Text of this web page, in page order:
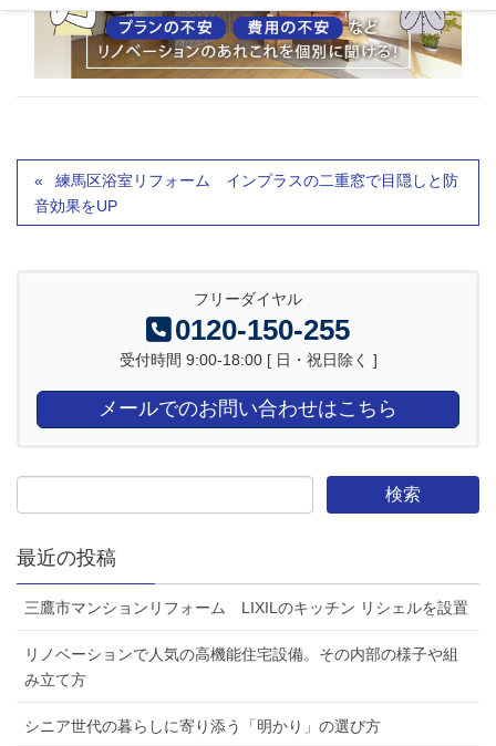
練馬区浴室リフォーム インプラスの二重窓で目隠しと防
音効果をUP
フリーダイヤル
0120-150-255
受付時間 9:00-18:00 [ 日・祝日除く ]
メールでのお問い合わせはこちら
最近の投稿
三鷹市マンションリフォーム LIXILのキッチン リシェルを設置
リノベーションで人気の高機能住宅設備。その内部の様子や組
み立て方
シニア世代の暮らしに寄り添う「明かり」の選び方